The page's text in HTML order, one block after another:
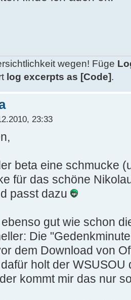
wegen! Füge
log excerpts as [Code].
23:33
beta eine schmucke
für das schöne
passt dazu
gut wie schon
Die
dem Download von
holt der WSUSOU
kommt mir das nur